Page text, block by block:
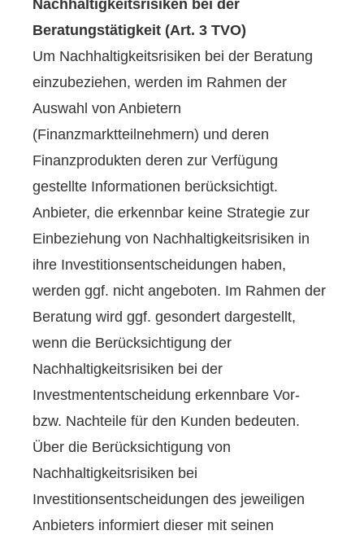
Nachhaltigkeitsrisiken bei der
Beratungstätigkeit (Art. 3 TVO)
Um Nachhaltigkeitsrisiken bei der Beratung
einzubeziehen, werden im Rahmen der
Auswahl von Anbietern
(Finanzmarktteilnehmern) und deren
Finanzprodukten deren zur Verfügung
gestellte Informationen berücksichtigt.
Anbieter, die erkennbar keine Strategie zur
Einbeziehung von Nachhaltigkeitsrisiken in
ihre Investitionsentscheidungen haben,
werden ggf. nicht angeboten. Im Rahmen der
Beratung wird ggf. gesondert dargestellt,
wenn die Berücksichtigung der
Nachhaltigkeitsrisiken bei der
Investmententscheidung erkennbare Vor-
bzw. Nachteile für den Kunden bedeuten.
Über die Berücksichtigung von
Nachhaltigkeitsrisiken bei
Investitionsentscheidungen des jeweiligen
Anbieters informiert dieser mit seinen